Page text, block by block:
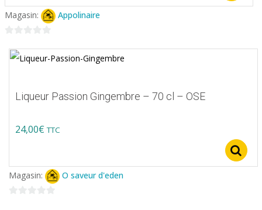
Magasin: Appolinaire
sur
Liqueur Passion Gingembre – 70 cl – OSE
24,00€ TTC
Magasin: O saveur d'eden